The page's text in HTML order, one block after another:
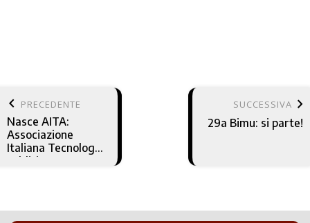
keyboard_arrow_left PRECEDENTE
Nasce AITA:
Associazione
Italiana Tecnologie
Additive
SUCCESSIVA keyboard_arrow_right
29a Bimu: si parte!